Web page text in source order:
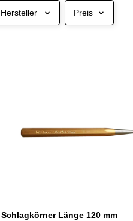
Hersteller Preis
Schlagkörner Länge 120 mm